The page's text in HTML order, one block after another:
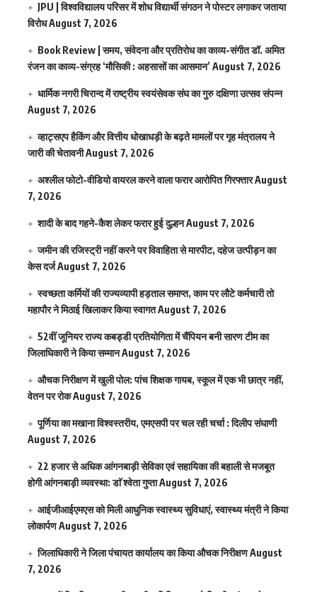
JPU | विश्वविद्यालय परिसर में शोध विद्यार्थी संगठन ने पोस्टर लगाकर जताया
विरोधAugust 7, 2026
Book Review | समय, संवेदना और प्रतिरोध का काव्य-संगीत डॉ. अमित
रंजन का काव्य-संग्रह ‘मौसिकी : अहसासों का आसमान’ August 7, 2026
धार्मिक नगरी चिरान्द में राष्ट्रीय स्वयंसेवक संघ का गुरु दक्षिणा उत्सव संपन्न
August 7, 2026
व्हाट्सएप हैकिंग और वित्तीय धोखाधड़ी के बढ़ते मामलों पर गृह मंत्रालय ने
जारी की चेतावनीAugust 7, 2026
अश्लील फोटो-वीडियो वायरल करने वाला फरार आरोपित गिरफ्तारAugust
7, 2026
शादी के बाद गहने-कैश लेकर फरार हुई दुल्हनAugust 7, 2026
जमीन की रजिस्ट्री नहीं करने पर विवाहिता से मारपीट, दहेज उत्पीड़न का
केस दर्जAugust 7, 2026
स्वच्छता कर्मियों की राज्यव्यापी हड़ताल समाप्त, काम पर लौटे कर्मचारी तो
महापौर ने मिठाई खिलाकर किया स्वागतAugust 7, 2026
52वीं जूनियर राज्य कबड्डी प्रतियोगिता में चैंपियन बनी सारण टीम का
जिलाधिकारी ने किया सम्मानAugust 7, 2026
औचक निरीक्षण में खुली पोल: पांच शिक्षक गायब, स्कूल में एक भी छात्र नहीं,
वेतन पर रोकAugust 7, 2026
पूर्णिया का मखाना विश्वस्तरीय, एमएसपी पर चल रही चर्चा : दिलीप संघाणी
August 7, 2026
22 हजार से अधिक आंगनबाड़ी सेविका एवं सहायिका की बहाली से मजबूत
होगी आंगनबाड़ी व्यवस्था: डाॅ श्वेता गुप्ताAugust 7, 2026
आईजीआईएमएस काे मिली आधुनिक स्वास्थ्य सुविधाएं, स्वास्थ्य मंत्री ने किया
लोकार्पणAugust 7, 2026
जिलाधिकारी ने जिला पंचायत कार्यालय का किया औचक निरीक्षणAugust
7, 2026